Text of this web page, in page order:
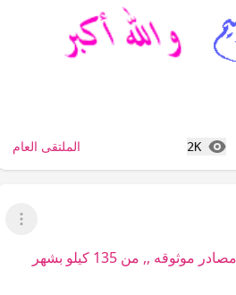
2K
المشاهدات الملتقى العام
عرض
رجيم بنت الامير سلطان ..من مصادر موثوقه ,, من 135 كيلو بشهر